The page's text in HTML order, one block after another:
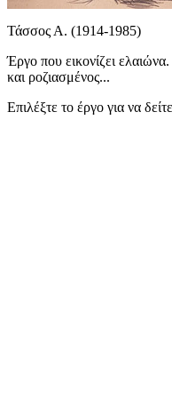
Τάσσος Α. (1914-1985)
Έργο που εικονίζει
και ροζιασμένος...
Επιλέξτε το έργο για να